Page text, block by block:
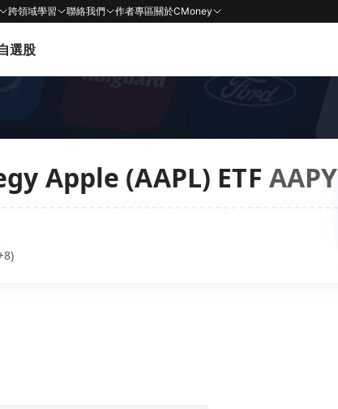
跨領域學習 聯絡我們 作者專區關於CMoney
選股
Apple (AAPL) ETF AAPY